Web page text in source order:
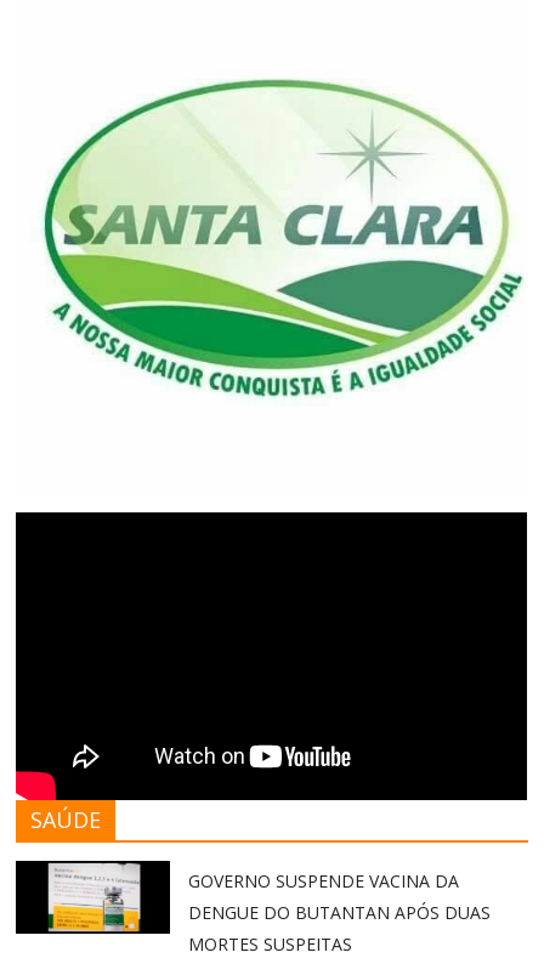
SAÚDE
GOVERNO SUSPENDE VACINA DA
DENGUE DO BUTANTAN APÓS DUAS
MORTES SUSPEITAS